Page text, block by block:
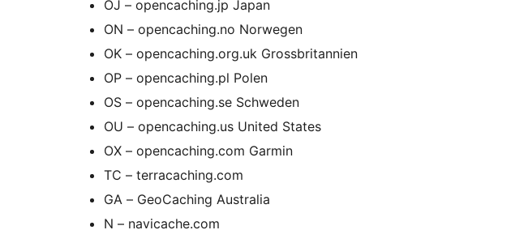
OJ – opencaching.jp Japan
ON – opencaching.no Norwegen
OK – opencaching.org.uk Grossbritannien
OP – opencaching.pl Polen
OS – opencaching.se Schweden
OU – opencaching.us United States
OX – opencaching.com Garmin
TC – terracaching.com
GA – GeoCaching Australia
N – navicache.com